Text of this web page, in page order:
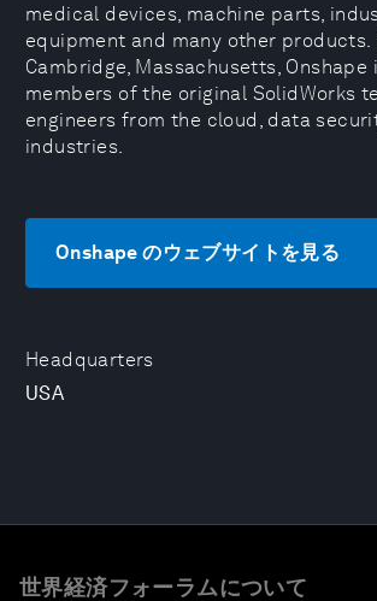
Headquarters
USA
medical devices, machine parts,
equipment and many other products.
Cambridge, Massachusetts, Onshape
members of the original SolidWorks
engineers from the cloud, data
industries.
Onshape のウェブサイトを見る
世界経済フォーラムについて